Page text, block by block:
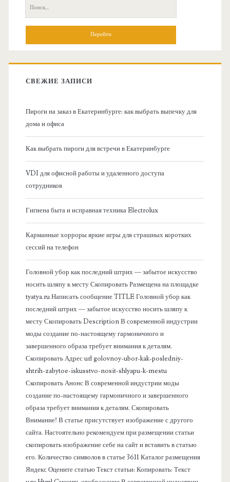
П
о
:
СВЕЖИЕ ЗАПИСИ
Пироги на заказ в Екатеринбурге: как выбрать выпечку для
дома и офиса
Как выбрать пироги для встречи в Екатеринбурге
VDI для офисной работы и удаленного доступа
сотрудников
Гигиена быта и исправная техника Electrolux
Карманные хорроры яркие игры для страшных коротких
сессий на телефон
Головной убор как последний штрих — забытое искусство
носить шляпу к месту Скопировать Размещена на площадке
tyatya.ru Написать сообщение TITLE Головной убор как
последний штрих — забытое искусство носить шляпу к
месту Скопировать Description В современной индустрии
моды создание по-настоящему гармоничного и
завершенного образа требует внимания к деталям.
Скопировать Адрес url golovnoy-ubor-kak-posledniy-
shtrih-zabytoe-iskusstvo-nosit-shlyapu-k-mestu
Скопировать Анонс В современной индустрии моды
создание по-настоящему гармоничного и завершенного
образа требует внимания к деталям. Скопировать
Внимание! В статье присутствует изображение с другого
сайта. Настоятельно рекомендуем при размещении статьи
скопировать изображение себе на сайт и вставить в статью
его. Количество символов в статье 3611 Каталог размещения
Яндекс Оцените статью Текст статьи: Копировать: Текст